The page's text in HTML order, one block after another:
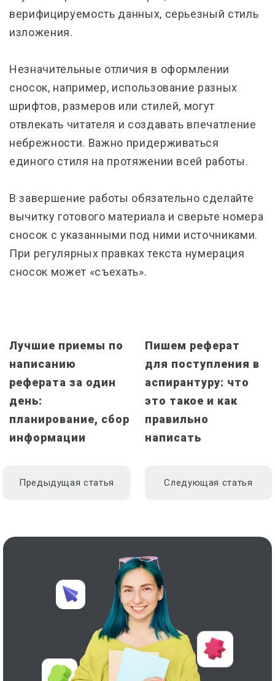
верифицируемость данных, серьезный стиль
изложения.
Незначительные отличия в оформлении
сносок, например, использование разных
шрифтов, размеров или стилей, могут
отвлекать читателя и создавать впечатление
небрежности. Важно придерживаться
единого стиля на протяжении всей работы.
В завершение работы обязательно сделайте
вычитку готового материала и сверьте номера
сносок с указанными под ними источниками.
При регулярных правках текста нумерация
сносок может «съехать».
Лучшие приемы по
написанию
реферата за один
день:
планирование, сбор
информации
Предыдущая статья
Пишем реферат
для поступления в
аспирантуру: что
это такое и как
правильно
написать
Следующая статья